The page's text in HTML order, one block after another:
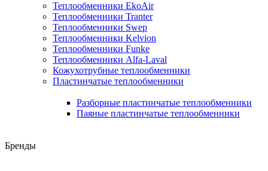
Теплообменники EkoAir
Теплообменники Tranter
Теплообменники Swep
Теплообменники Kelvion
Теплообменники Funke
Теплообменники Alfa-Laval
Кожухотрубные теплообменники
Пластинчатые теплообменники
Разборные пластинчатые теплообменники
Паяные пластинчатые теплообменники
Бренды